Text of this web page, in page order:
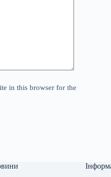
in this browser for the